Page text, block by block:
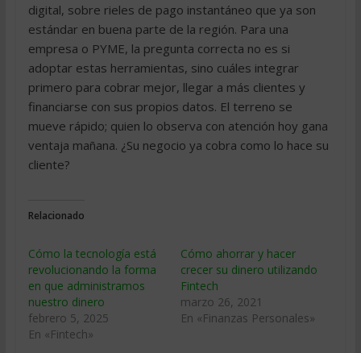
digital, sobre rieles de pago instantáneo que ya son
estándar en buena parte de la región. Para una
empresa o PYME, la pregunta correcta no es si
adoptar estas herramientas, sino cuáles integrar
primero para cobrar mejor, llegar a más clientes y
financiarse con sus propios datos. El terreno se
mueve rápido; quien lo observa con atención hoy gana
ventaja mañana. ¿Su negocio ya cobra como lo hace su
cliente?
Relacionado
Cómo la tecnología está
revolucionando la forma
en que administramos
nuestro dinero
febrero 5, 2025
En «Fintech»
Cómo ahorrar y hacer
crecer su dinero utilizando
Fintech
marzo 26, 2021
En «Finanzas Personales»